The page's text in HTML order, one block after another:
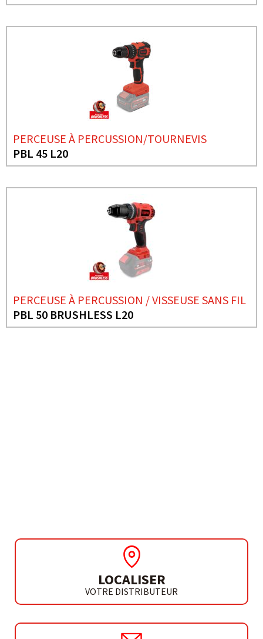
PERCEUSE À PERCUSSION/TOURNEVIS
PBL 45 L20
PERCEUSE À PERCUSSION / VISSEUSE SANS FIL
PBL 50 BRUSHLESS L20
LOCALISER
VOTRE DISTRIBUTEUR